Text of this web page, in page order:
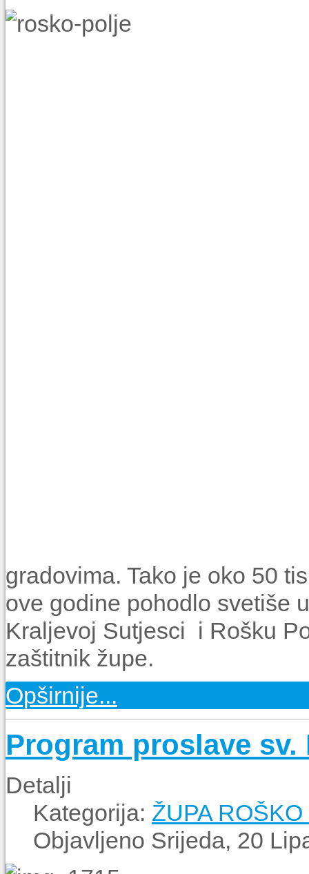
gradovima. Tako je oko 50
ove godine pohodlo svetiše
Kraljevoj Sutjesci i Rošku
zaštitnik župe.
Opširnije...
Program proslave
Detalji
Kategorija: ŽUPA
Objavljeno Srijeda, 20